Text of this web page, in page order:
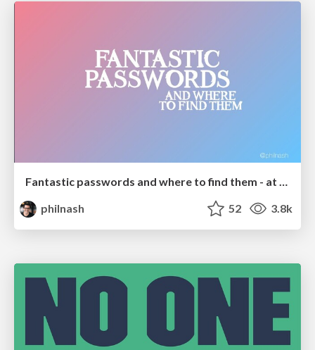
Fantastic passwords and where to find them - at NoRuKo
philnash
52 3.8k